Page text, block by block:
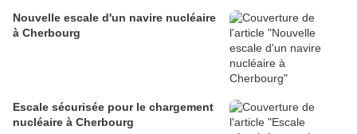
Nouvelle escale d'un navire nucléaire
à Cherbourg
Escale sécurisée pour le chargement
nucléaire à Cherbourg